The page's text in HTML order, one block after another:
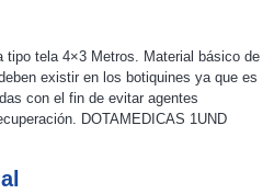
tipo tela 4×3 Metros. Material básico de
existir en los botiquines ya que es
con el fin de evitar agentes
DOTAMEDICAS 1UND